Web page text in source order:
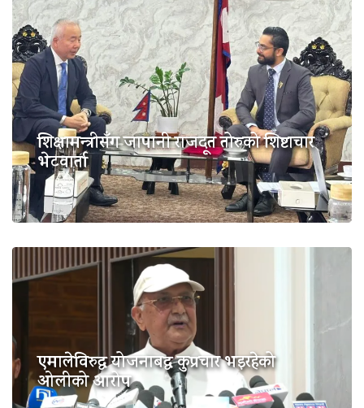
शिक्षामन्त्रीसँग जापानी राजदूत तोरुको शिष्टाचार
भेटवार्ता
एमालेविरुद्ध योजनाबद्ध कुप्रचार भइरहेको
ओलीको आरोप